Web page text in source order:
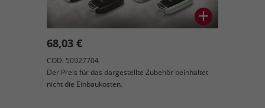
68,03 €
COD: 50927704
Der Preis für das dargestellte Zubehör beinhaltet
nicht die Einbaukosten.